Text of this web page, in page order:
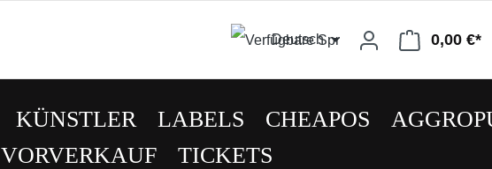
Deutsch 0,00 €*
KÜNSTLER LABELS CHEAPOS
VORVERKAUF TICKETS